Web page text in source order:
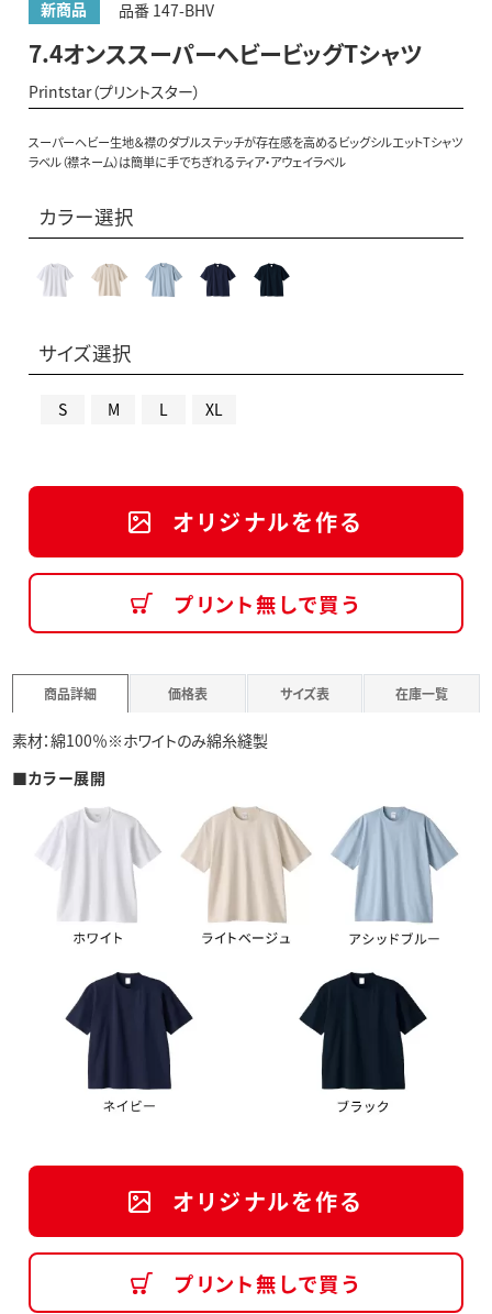
新商品 品番 147-BHV
7.4オンススーパーヘビービッグTシャツ
Printstar（プリントスター）
スーパーヘビー生地＆襟のダブルステッチが存在感を高めるビッグシルエットTシャツ
ラベル（襟ネーム）は簡単に手でちぎれるティア・アウェイラベル
カラー選択
サイズ選択
S M L XL
オリジナルを作る
プリント無しで買う
商品詳細 価格表 サイズ表 在庫一覧
素材：綿100％※ホワイトのみ綿糸縫製
■カラー展開
オリジナルを作る
プリント無しで買う